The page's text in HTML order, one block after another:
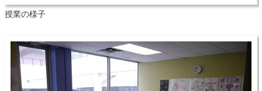
授業の様子